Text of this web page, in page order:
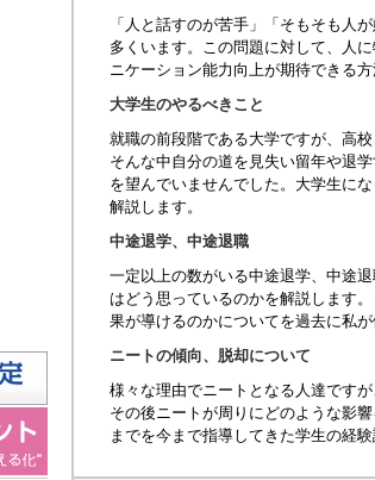
「人と話すのが苦手」「そもそも人
多くいます。この問題に対して、人
ニケーション能力向上が期待できる方
大学生のやるべきこと
就職の前段階である大学ですが、高
そんな中自分の道を見失い留年や退
を望んでいませんでした。大学生に
解説します。
中途退学、中途退職
一定以上の数がいる中途退学、中途
はどう思っているのかを解説します
果が導けるのかについてを過去に私
ニートの傾向、脱却について
様々な理由でニートとなる人達です
その後ニートが周りにどのような影
までを今まで指導してきた学生の経験